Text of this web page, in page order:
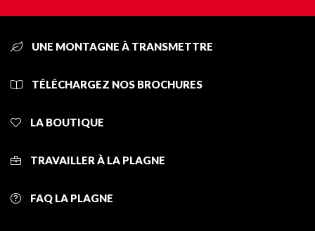
UNE MONTAGNE À TRANSMETTRE
TÉLÉCHARGEZ NOS BROCHURES
LA BOUTIQUE
TRAVAILLER À LA PLAGNE
FAQ LA PLAGNE